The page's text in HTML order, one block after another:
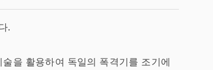
.
을 활용하여 독일의 폭격기를 조기에